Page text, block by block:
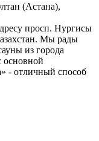
(Астана),
просп. Нургисы
Мы рады
из города
основной
- отличный способ